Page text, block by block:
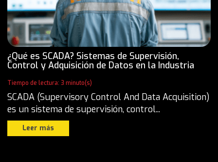
¿Qué es SCADA? Sistemas de Supervisión,
Control y Adquisición de Datos en la Industria
Tiempo de lectura: 3 minuto(s)
SCADA (Supervisory Control And Data Acquisition)
es un sistema de supervisión, control...
Leer más